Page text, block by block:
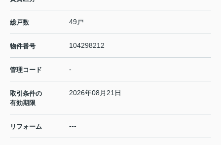
総戸数 49戸
物件番号 104298212
管理コード -
取引条件の
有効期限
2026年08月21日
リフォーム ---